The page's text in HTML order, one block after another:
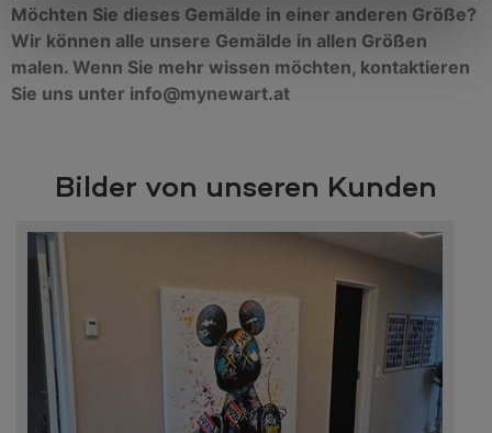
Möchten Sie dieses Gemälde in einer anderen Größe?
Wir können alle unsere Gemälde in allen Größen
malen. Wenn Sie mehr wissen möchten, kontaktieren
Sie uns unter info@mynewart.at
Bilder von unseren Kunden